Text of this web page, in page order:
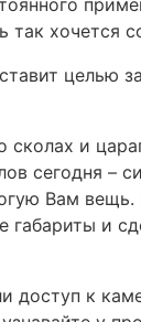
так хочется
целью
сколах и
сегодня –
Вам вещь.
габариты и
доступ к